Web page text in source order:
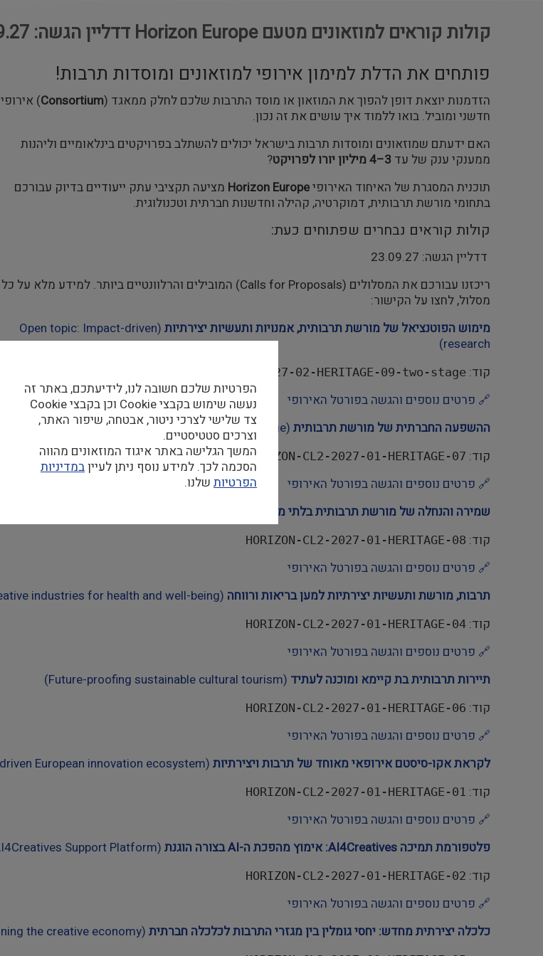
קולות קוראים למוזאונים מטעם Horizon Europe דדליין הגשה: 23.09.27
פותחים את הדלת למימון אירופי למוזאונים ומוסדות תרבות!
הזדמנות יוצאת דופן להפוך את המוזאון או מוסד התרבות שלכם לחלק ממאגד (Consortium) אירופי
חדשני ומוביל. בואו ללמוד איך עושים את זה נכון.
האם ידעתם שמוזאונים ומוסדות תרבות בישראל יכולים להשתלב בפרויקטים בינלאומיים וליהנות
ממענקי ענק של עד 3–4 מיליון יורו לפרויקט
?
תוכנית המסגרת של האיחוד האירופיHorizon Europe מציעה תקציבי עתק ייעודיים בדיוק עבורכם
בתחומי מורשת תרבותית, דמוקרטיה, קהילה וחדשנות חברתית וטכנולוגית.
קולות קוראים נבחרים שפתוחים כעת:
דדליין הגשה: 23.09.27
ריכזנו עבורכם את המסלולים (Calls for Proposals) המובילים והרלוונטיים ביותר. למידע מלא על כל
מסלול, לחצו על הקישור:
מימוש הפוטנציאל של מורשת תרבותית, אמנויות ותעשיות יצירתיות (Open topic: Impact-driven
research)
קוד: HORIZON-CL2-2027-02-HERITAGE-09-two-stage
🔗 פרטים נוספים והגשה בפורטל האירופי
ההשפעה החברתית של מורשת תרבותית(Societal impact of cultural heritage)
קוד: HORIZON-CL2-2027-01-HERITAGE-07
🔗 פרטים נוספים והגשה בפורטל האירופי
שמירה והנחלה של מורשת תרבותית בלתי מוחשית
קוד: HORIZON-CL2-2027-01-HERITAGE-08
🔗 פרטים נוספים והגשה בפורטל האירופי
תרבות, מורשת ותעשיות יצירתיות למען בריאות ורווחה (Culture, heritage and creative industries for health and well-being)
קוד: HORIZON-CL2-2027-01-HERITAGE-04
🔗 פרטים נוספים והגשה בפורטל האירופי
תיירות תרבותית בת קיימא ומוכנה לעתיד (Future-proofing sustainable cultural tourism)
קוד: HORIZON-CL2-2027-01-HERITAGE-06
🔗 פרטים נוספים והגשה בפורטל האירופי
לקראת אקו-סיסטם אירופאי מאוחד של תרבות ויצירתיות(Towards a consolidated culture and creativity driven European innovation ecosystem)
קוד: HORIZON-CL2-2027-01-HERITAGE-01
🔗 פרטים נוספים והגשה בפורטל האירופי
פלטפורמת תמיכה AI4Creatives: אימוץ מהפכת ה-AI בצורה הוגנת
(AI4Creatives Support Platform)
קוד: HORIZON-CL2-2027-01-HERITAGE-02
🔗 פרטים נוספים והגשה בפורטל האירופי
כלכלה יצירתית מחדש: יחסי גומלין בין מגזרי התרבות לכלכלה חברתית(Re-imagining the creative economy)
הפרטיות שלכם חשובה לנו, לידיעתכם, באתר זה
נעשה שימוש בקבצי Cookie וכן בקבצי Cookie
צד שלישי לצרכי ניטור, אבטחה, שיפור האתר,
וצרכים סטטיסטיים.
המשך הגלישה באתר איגוד המוזאונים מהווה
הסכמה לכך. למידע נוסף ניתן לעייןבמדיניות
הפרטיות שלנו.